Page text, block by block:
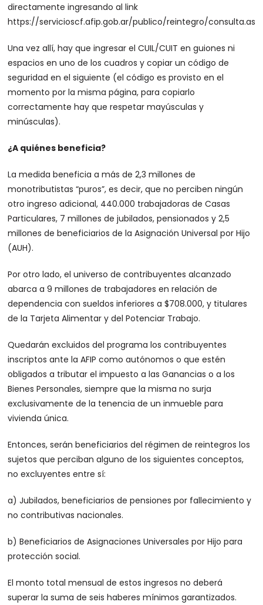
directamente ingresando al link
https://servicioscf.afip.gob.ar/publico/reintegro/
Una vez allí, hay que ingresar el CUIL/CUIT en guiones ni
espacios en uno de los cuadros y copiar un código de
seguridad en el siguiente (el código es provisto en el
momento por la misma página, para copiarlo
correctamente hay que respetar mayúsculas y
minúsculas).
¿A quiénes beneficia?
La medida beneficia a más de 2,3 millones de
monotributistas “puros”, es decir, que no perciben ningún
otro ingreso adicional, 440.000 trabajadoras de Casas
Particulares, 7 millones de jubilados, pensionados y 2,5
millones de beneficiarios de la Asignación Universal por Hijo
(AUH).
Por otro lado, el universo de contribuyentes alcanzado
abarca a 9 millones de trabajadores en relación de
dependencia con sueldos inferiores a $708.000, y titulares
de la Tarjeta Alimentar y del Potenciar Trabajo.
Quedarán excluidos del programa los contribuyentes
inscriptos ante la AFIP como autónomos o que estén
obligados a tributar el impuesto a las Ganancias o a los
Bienes Personales, siempre que la misma no surja
exclusivamente de la tenencia de un inmueble para
vivienda única.
Entonces, serán beneficiarios del régimen de reintegros los
sujetos que perciban alguno de los siguientes conceptos,
no excluyentes entre sí:
a) Jubilados, beneficiarios de pensiones por fallecimiento y
no contributivas nacionales.
b) Beneficiarios de Asignaciones Universales por Hijo para
protección social.
El monto total mensual de estos ingresos no deberá
superar la suma de seis haberes mínimos garantizados.